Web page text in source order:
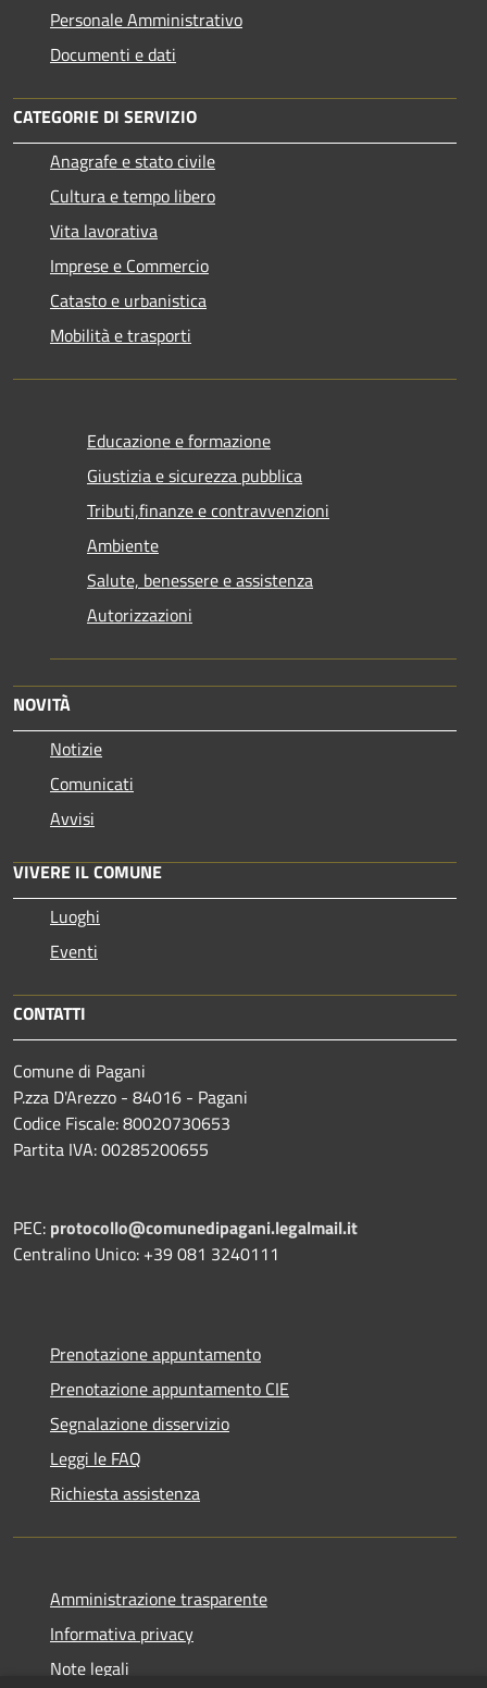
Personale Amministrativo
Documenti e dati
CATEGORIE DI SERVIZIO
Anagrafe e stato civile
Cultura e tempo libero
Vita lavorativa
Imprese e Commercio
Catasto e urbanistica
Mobilità e trasporti
Educazione e formazione
Giustizia e sicurezza pubblica
Tributi,finanze e contravvenzioni
Ambiente
Salute, benessere e assistenza
Autorizzazioni
NOVITÀ
Notizie
Comunicati
Avvisi
VIVERE IL COMUNE
Luoghi
Eventi
CONTATTI
Comune di Pagani
P.zza D'Arezzo - 84016 - Pagani
Codice Fiscale: 80020730653
Partita IVA: 00285200655
PEC: protocollo@comunedipagani.legalmail.it
Centralino Unico: +39 081 3240111
Prenotazione appuntamento
Prenotazione appuntamento CIE
Segnalazione disservizio
Leggi le FAQ
Richiesta assistenza
Amministrazione trasparente
Informativa privacy
Note legali